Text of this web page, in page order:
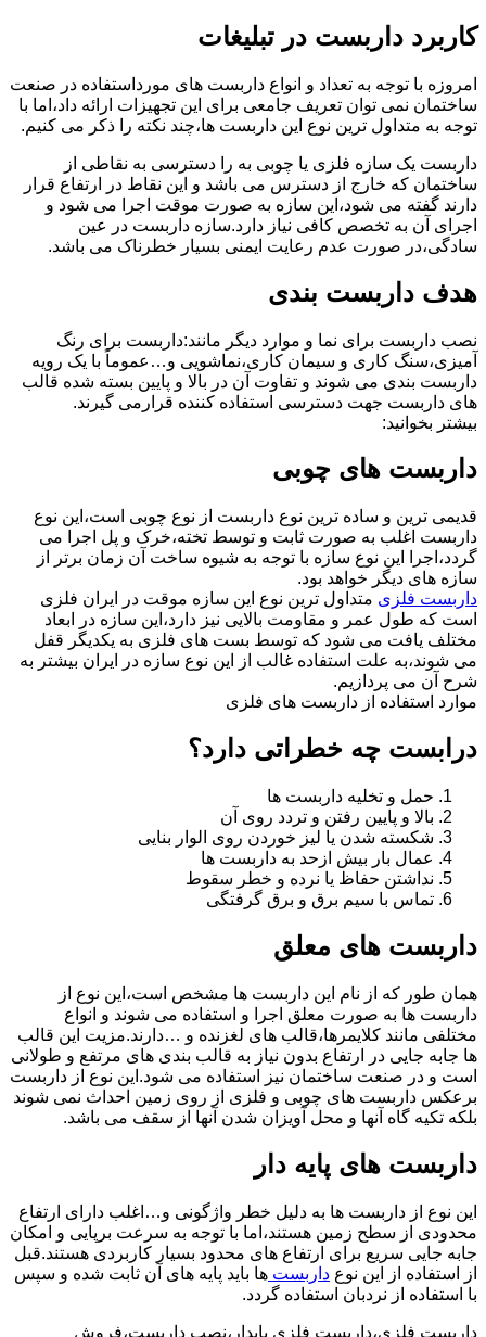
کاربرد داربست در تبلیغات
امروزه با توجه به تعداد و انواع داربست های مورداستفاده در صنعت
ساختمان نمی توان تعریف جامعی برای این تجهیزات ارائه داد،اما با
توجه به متداول ترین نوع این داربست ها،چند نکته را ذکر می کنیم.
داربست یک سازه فلزی یا چوبی به را دسترسی به نقاطی از
ساختمان که خارج از دسترس می باشد و این نقاط در ارتفاع قرار
دارند گفته می شود،این سازه به صورت موقت اجرا می شود و
اجرای آن به تخصص کافی نیاز دارد.سازه داربست در عین
سادگی،در صورت عدم رعایت ایمنی بسیار خطرناک می باشد.
هدف داربست بندی
نصب داربست برای نما و موارد دیگر مانند:داربست برای رنگ
آمیزی،سنگ کاری و سیمان کاری،نماشویی و…عموماً با یک رویه
داربست بندی می شوند و تفاوت آن در بالا و پایین بسته شده قالب
های داربست جهت دسترسی استفاده کننده قرارمی گیرند.
بیشتر بخوانید:
داربست های چوبی
قدیمی ترین و ساده ترین نوع داربست از نوع چوبی است،این نوع
داربست اغلب به صورت ثابت و توسط تخته،خرک و پل اجرا می
گردد،اجرا این نوع سازه با توجه به شیوه ساخت آن زمان برتر از
سازه های دیگر خواهد بود.
داربست فلزی متداول ترین نوع این سازه موقت در ایران فلزی
است که طول عمر و مقاومت بالایی نیز دارد،این سازه در ابعاد
مختلف یافت می شود که توسط بست های فلزی به یکدیگر قفل
می شوند،به علت استفاده غالب از این نوع سازه در ایران بیشتر به
شرح آن می پردازیم.
موارد استفاده از داربست های فلزی
درابست چه خطراتی دارد؟
حمل و تخلیه داربست ها
بالا و پایین رفتن و تردد روی آن
شکسته شدن یا لیز خوردن روی الوار بنایی
عمال بار بیش ازحد به داربست ها
نداشتن حفاظ یا نرده و خطر سقوط
تماس با سیم برق و برق گرفتگی
داربست های معلق
همان طور که از نام این داربست ها مشخص است،این نوع از
داربست ها به صورت معلق اجرا و استفاده می شوند و انواع
مختلفی مانند کلایمرها،قالب های لغزنده و …دارند.مزیت این قالب
ها جابه جایی در ارتفاع بدون نیاز به قالب بندی های مرتفع و طولانی
است و در صنعت ساختمان نیز استفاده می شود.این نوع از داربست
برعکس داربست های چوبی و فلزی از روی زمین احداث نمی شوند
بلکه تکیه گاه آنها و محل آویزان شدن آنها از سقف می باشد.
داربست های پایه دار
این نوع از داربست ها به دلیل خطر واژگونی و…اغلب دارای ارتفاع
محدودی از سطح زمین هستند،اما با توجه به سرعت برپایی و امکان
جابه جایی سریع برای ارتفاع های محدود بسیار کاربردی هستند.قبل
از استفاده از این نوع داربست ها باید پایه های آن ثابت شده و سپس
با استفاده از نردبان استفاده گردد.
داربست فلزی،داربست فلزی پایدار،نصب داربست،فروش